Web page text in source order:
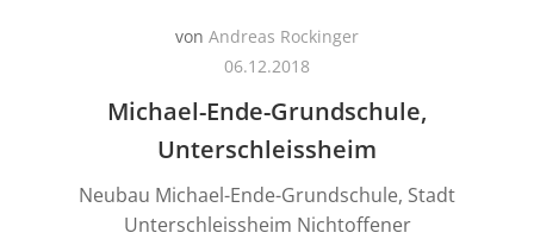
von Andreas Rockinger
06.12.2018
Michael-Ende-Grundschule,
Unterschleissheim
Neubau Michael-Ende-Grundschule, Stadt
Unterschleissheim Nichtoffener